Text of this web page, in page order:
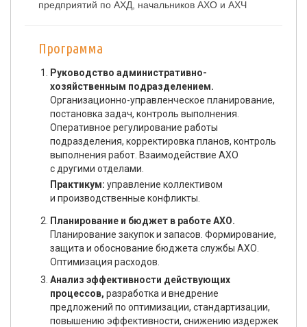
предприятий по АХД, начальников АХО и АХЧ
Программа
Руководство административно-
хозяйственным подразделением.
Организационно-управленческое планирование,
постановка задач, контроль выполнения.
Оперативное регулирование работы
подразделения, корректировка планов, контроль
выполнения работ. Взаимодействие АХО
с другими отделами.
Практикум: управление коллективом
и производственные конфликты.
Планирование и бюджет в работе АХО.
Планирование закупок и запасов. Формирование,
защита и обоснование бюджета службы АХО.
Оптимизация расходов.
Анализ эффективности действующих
процессов, разработка и внедрение
предложений по оптимизации, стандартизации,
повышению эффективности, снижению издержек